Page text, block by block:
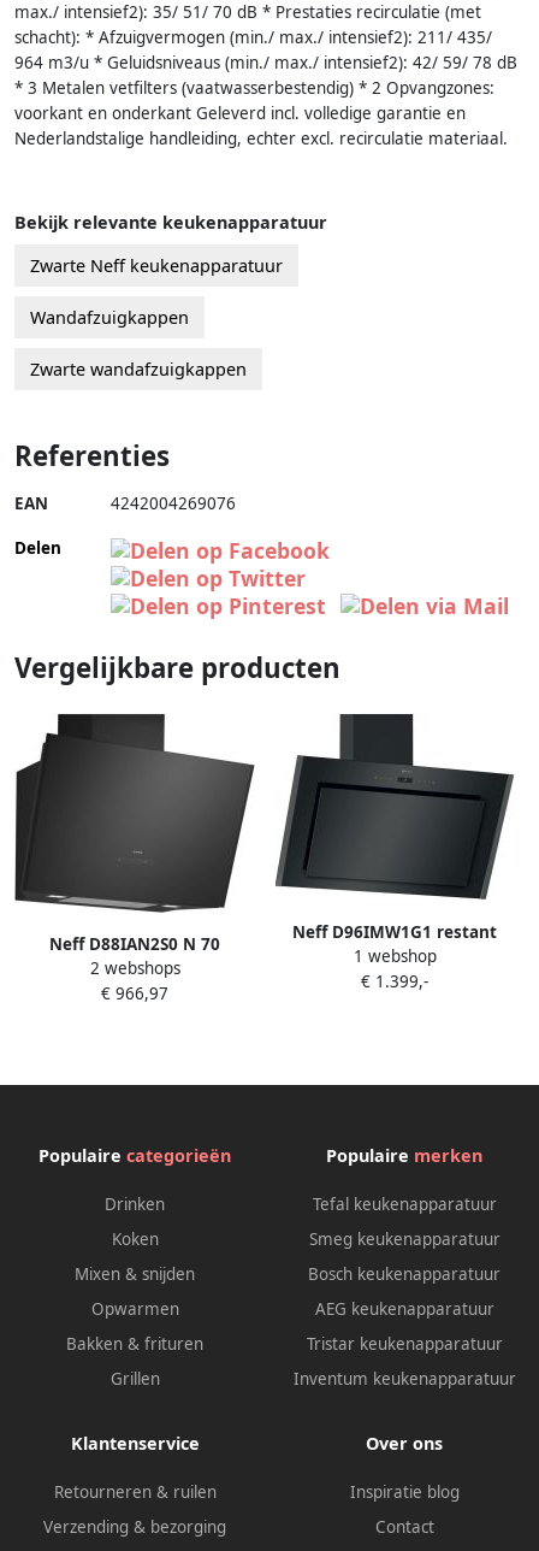
max./ intensief2): 35/ 51/ 70 dB * Prestaties recirculatie (met
schacht): * Afzuigvermogen (min./ max./ intensief2): 211/ 435/
964 m3/u * Geluidsniveaus (min./ max./ intensief2): 42/ 59/ 78 dB
* 3 Metalen vetfilters (vaatwasserbestendig) * 2 Opvangzones:
voorkant en onderkant Geleverd incl. volledige garantie en
Nederlandstalige handleiding, echter excl. recirculatie materiaal.
Bekijk relevante keukenapparatuur
Zwarte Neff keukenapparatuur
Wandafzuigkappen
Zwarte wandafzuigkappen
Referenties
EAN 4242004269076
Delen
Vergelijkbare producten
Neff D88IAN2S0 N 70
Wandschouwkap 80 cm
Zwart glas
2 webshops
€ 966,97
Neff D96IMW1G1 restant
1 webshop
€ 1.399,-
Populaire categorieën
Drinken
Koken
Mixen & snijden
Opwarmen
Bakken & frituren
Grillen
Populaire merken
Tefal keukenapparatuur
Smeg keukenapparatuur
Bosch keukenapparatuur
AEG keukenapparatuur
Tristar keukenapparatuur
Inventum keukenapparatuur
Klantenservice
Retourneren & ruilen
Verzending & bezorging
Over ons
Inspiratie blog
Contact